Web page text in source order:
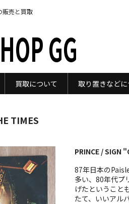
販売と買取
GG
買取について 取り置きなどに
TIMES
PRINCE / SIGN
87年日本の
多い、80年代プ
げたということ
たて、いいアル